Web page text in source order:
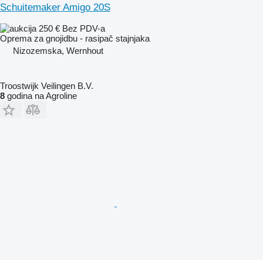
Schuitemaker Amigo 20S
250 € Bez PDV-a
Oprema za gnojidbu - rasipač stajnjaka
Nizozemska, Wernhout
Troostwijk Veilingen B.V.
8 godina na Agroline